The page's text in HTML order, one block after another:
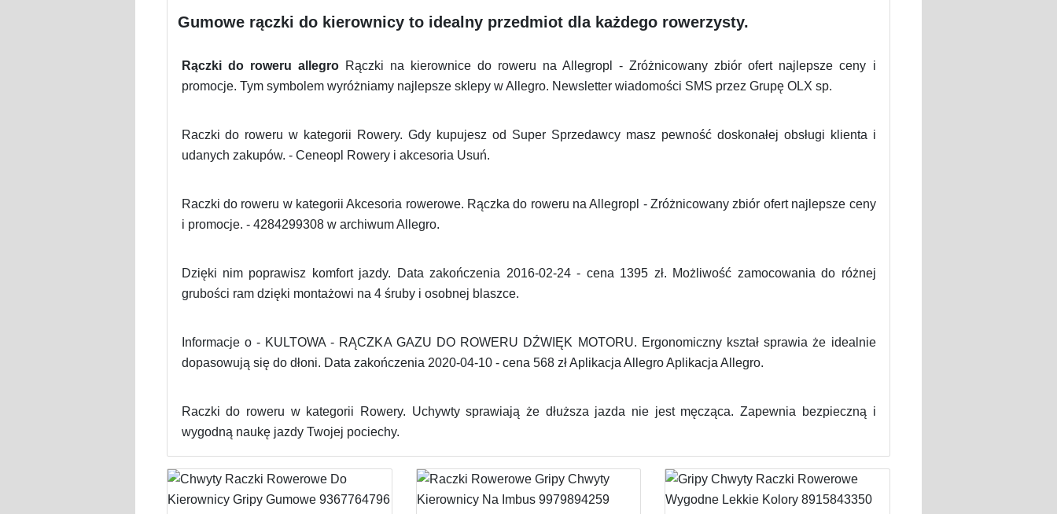
Gumowe rączki do kierownicy to idealny przedmiot dla każdego rowerzysty.
Rączki do roweru allegroRączki na kierownice do roweru na Allegropl - Zróżnicowany zbiór ofert najlepsze ceny i
promocje. Tym symbolem wyróżniamy najlepsze sklepy w Allegro. Newsletter wiadomości SMS przez Grupę OLX sp.
Raczki do roweru w kategorii Rowery. Gdy kupujesz od Super Sprzedawcy masz pewność doskonałej obsługi klienta i
udanych zakupów. - Ceneopl Rowery i akcesoria Usuń.
Raczki do roweru w kategorii Akcesoria rowerowe. Rączka do roweru na Allegropl - Zróżnicowany zbiór ofert najlepsze ceny
i promocje. - 4284299308 w archiwum Allegro.
Dzięki nim poprawisz komfort jazdy. Data zakończenia 2016-02-24 - cena 1395 zł. Możliwość zamocowania do różnej
grubości ram dzięki montażowi na 4 śruby i osobnej blaszce.
Informacje o - KULTOWA - RĄCZKA GAZU DO ROWERU DŹWIĘK MOTORU. Ergonomiczny kształ sprawia że idealnie
dopasowują się do dłoni. Data zakończenia 2020-04-10 - cena 568 zł Aplikacja Allegro Aplikacja Allegro.
Raczki do roweru w kategorii Rowery. Uchywty sprawiają że dłuższa jazda nie jest męcząca. Zapewnia bezpieczną i
wygodną naukę jazdy Twojej pociechy.